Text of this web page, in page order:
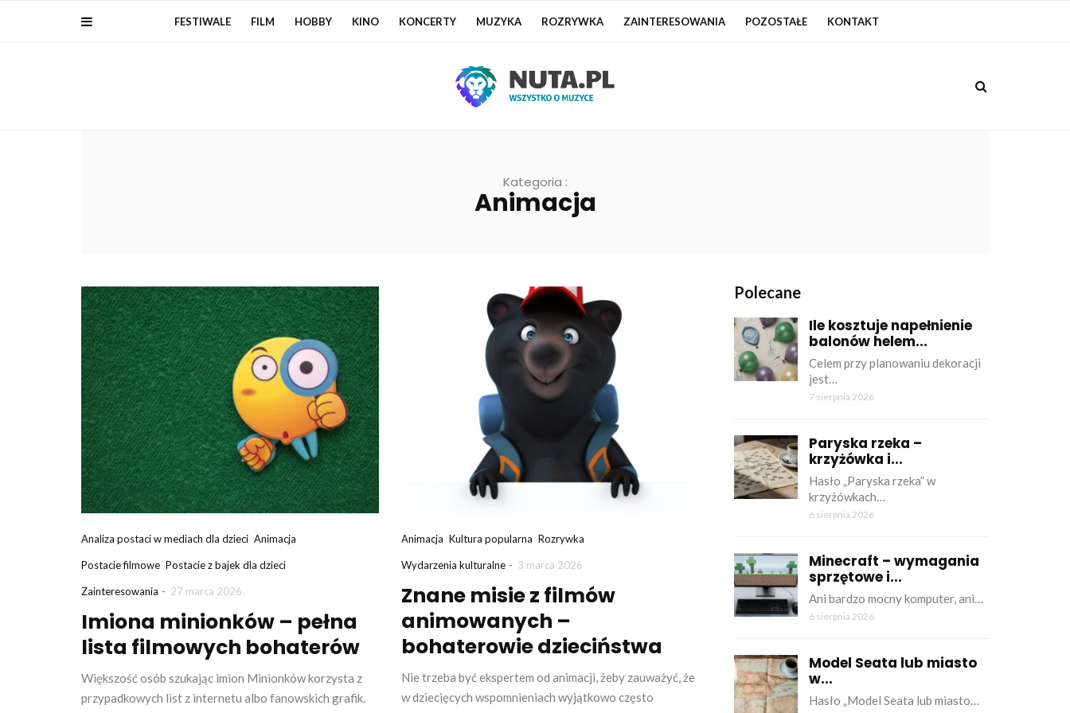
FESTIWALE FILM HOBBY KINO KONCERTY MUZYKA ROZRYWKA ZAINTERESOWANIA POZOSTAŁE KONTAKT
Kategoria :
Animacja
Analiza postaci w mediach dla dzieci Animacja
Postacie filmowe Postacie z bajek dla dzieci
Zainteresowania - 27 marca 2026
Imiona minionków – pełna
lista filmowych bohaterów
Większość osób szukając imion Minionków korzysta z
przypadkowych list z internetu albo fanowskich grafik.
Animacja Kultura popularna Rozrywka
Wydarzenia kulturalne - 3 marca 2026
Znane misie z filmów
animowanych –
bohaterowie dzieciństwa
Nie trzeba być ekspertem od animacji, żeby zauważyć, że
w dziecięcych wspomnieniach wyjątkowo często
Polecane
Ile kosztuje napełnienie
balonów helem...
Celem przy planowaniu dekoracji
jest…
7 sierpnia 2026
Paryska rzeka –
krzyżówka i...
Hasło „Paryska rzeka” w
krzyżówkach…
6 sierpnia 2026
Minecraft – wymagania
sprzętowe i...
Ani bardzo mocny komputer, ani…
6 sierpnia 2026
Model Seata lub miasto
w...
Hasło „Model Seata lub miasto…